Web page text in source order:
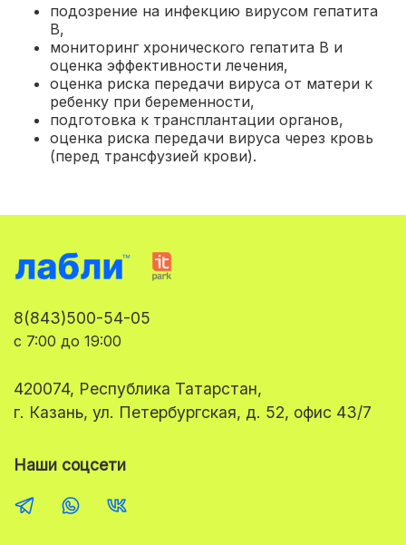
подозрение на инфекцию вирусом гепатита
B,
мониторинг хронического гепатита B и
оценка эффективности лечения,
оценка риска передачи вируса от матери к
ребенку при беременности,
подготовка к трансплантации органов,
оценка риска передачи вируса через кровь
(перед трансфузией крови).
8(843)500-54-05
с 7:00 до 19:00
420074, Республика Татарстан,
г. Казань, ул. Петербургская, д. 52, офис 43/7
Наши соцсети